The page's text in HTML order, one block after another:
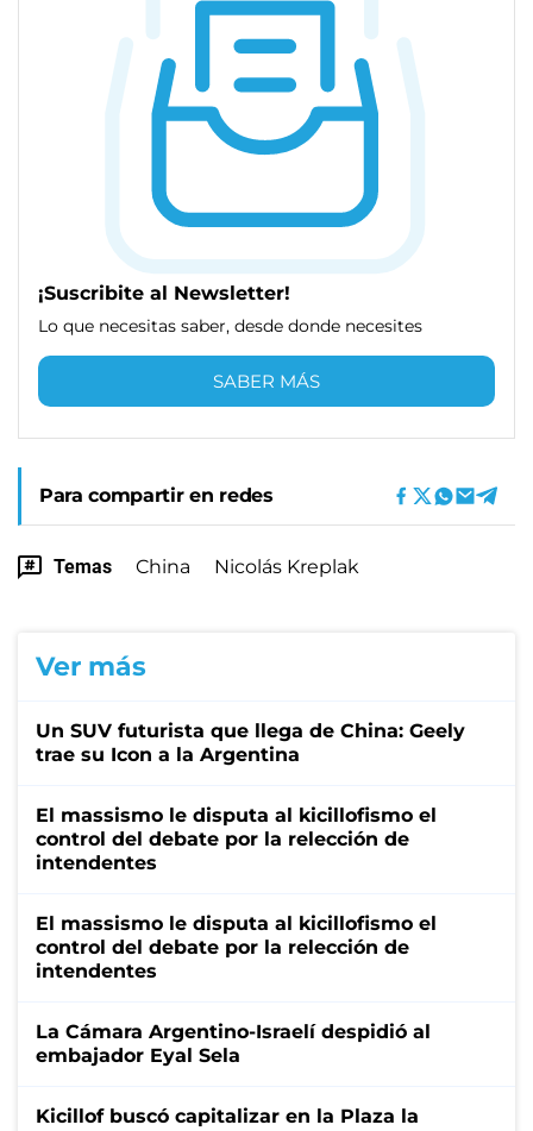
¡Suscribite al Newsletter!
Lo que necesitas saber, desde donde necesites
SABER MÁS
Para compartir en redes
Temas China Nicolás Kreplak
Ver más
Un SUV futurista que llega de China: Geely
trae su Icon a la Argentina
El massismo le disputa al kicillofismo el
control del debate por la relección de
intendentes
El massismo le disputa al kicillofismo el
control del debate por la relección de
intendentes
La Cámara Argentino-Israelí despidió al
embajador Eyal Sela
Kicillof buscó capitalizar en la Plaza la